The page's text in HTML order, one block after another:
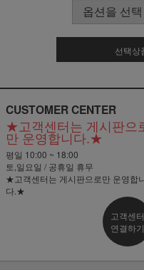
선택상
CUSTOMER CENTER
★고객센터는 게시판으
만 운영합니다.★
평일 10:00 ~ 18:00
토,일요일 / 공휴일 휴무
★고객센터는 게시판으로만 운영합
다.★
고객센터
연결하기